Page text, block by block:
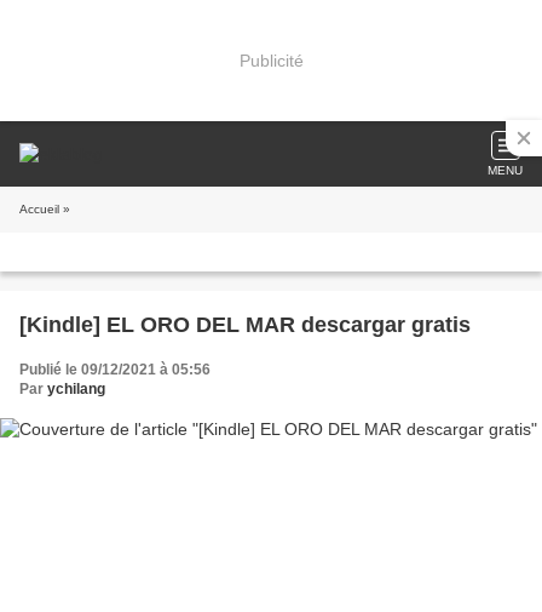
Publicité
MENU
Accueil »
[Kindle] EL ORO DEL MAR descargar gratis
Publié le 09/12/2021 à 05:56
Par ychilang